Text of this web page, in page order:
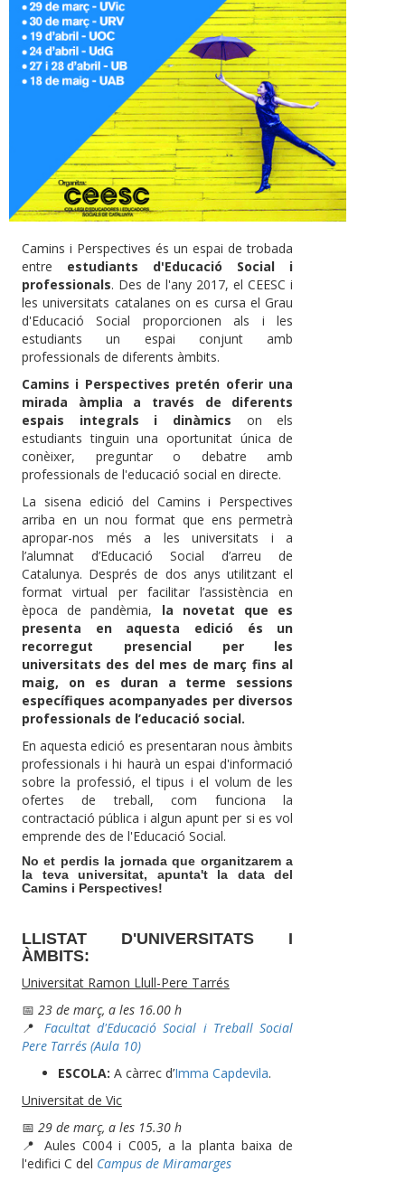
Camins i Perspectives és un espai de trobada
entre estudiants d'Educació Social i
professionals. Des de l'any 2017, el CEESC i
les universitats catalanes on es cursa el Grau
d'Educació Social proporcionen als i les
estudiants un espai conjunt amb
professionals de diferents àmbits.
Camins i Perspectives pretén oferir una
mirada àmplia a través de diferents
espais integrals i dinàmics on els
estudiants tinguin una oportunitat única de
conèixer, preguntar o debatre amb
professionals de l'educació social en directe.
La sisena edició del Camins i Perspectives
arriba en un nou format que ens permetrà
apropar-nos més a les universitats i a
l’alumnat d’Educació Social d’arreu de
Catalunya. Després de dos anys utilitzant el
format virtual per facilitar l’assistència en
època de pandèmia, la novetat que es
presenta en aquesta edició és un
recorregut presencial per les
universitats des del mes de març fins al
maig, on es duran a terme sessions
específiques acompanyades per diversos
professionals de l’educació social.
En aquesta edició es presentaran nous àmbits
professionals i hi haurà un espai d'informació
sobre la professió, el tipus i el volum de les
ofertes de treball, com funciona la
contractació pública i algun apunt per si es vol
emprende des de l'Educació Social.
No et perdis la jornada que organitzarem a
la teva universitat, apunta't la data del
Camins i Perspectives!
LLISTAT D'UNIVERSITATS I
ÀMBITS:
Universitat Ramon Llull-Pere Tarrés
📅 23 de març, a les 16.00 h
📍
Facultat d'Educació Social i Treball Social
Pere Tarrés (Aula 10)
ESCOLA: A càrrec d’Imma Capdevila.
Universitat de Vic
📅 29 de març, a les 15.30 h
📍 Aules C004 i C005, a la planta baixa de
l'edifici C del Campus de Miramarges